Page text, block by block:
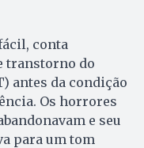
conta
transtorno do
antes da condição
Os horrores
e seu
para um tom